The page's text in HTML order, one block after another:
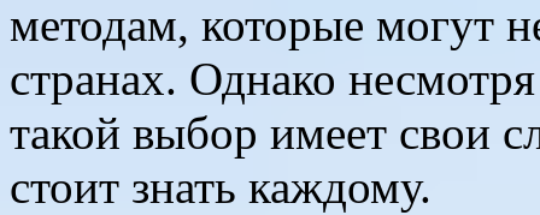
методам, которые могут
странах. Однако
такой выбор имеет свои
стоит знать каждому.